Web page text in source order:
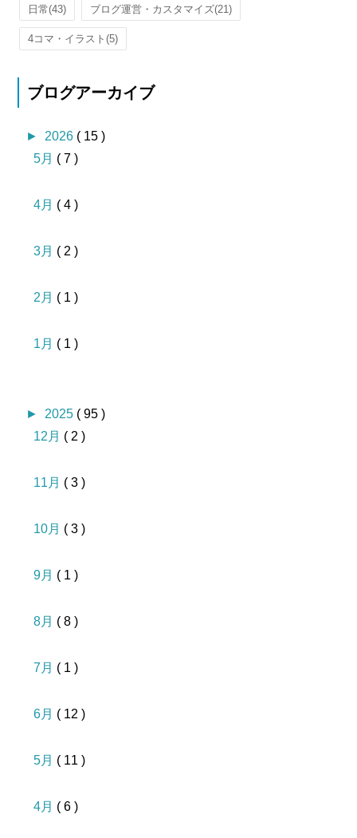
日常(43) ブログ運営・カスタマイズ(21)
4コマ・イラスト(5)
ブログアーカイブ
► 2026 ( 15 )
5月 ( 7 )
4月 ( 4 )
3月 ( 2 )
2月 ( 1 )
1月 ( 1 )
► 2025 ( 95 )
12月 ( 2 )
11月 ( 3 )
10月 ( 3 )
9月 ( 1 )
8月 ( 8 )
7月 ( 1 )
6月 ( 12 )
5月 ( 11 )
4月 ( 6 )